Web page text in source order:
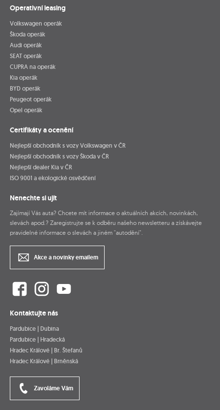
Operativní leasing
Volkswagen operák
Škoda operák
Audi operák
SEAT operák
CUPRA na operák
Kia operák
BYD operák
Peugeot operák
Opel operák
Certifikáty a ocenění
Nejlepší obchodník s vozy Volkswagen v ČR
Nejlepší obchodník s vozy Škoda v ČR
Nejlepší dealer Kia v ČR
ISO 9001 a ekologické osvědčení
Nenechte si ujít
Zajímají Vás auta? Chcete mít informace o aktuálních akcích, novinkách,
slevách apod.? Zaregistrujte se k odběru našeho newsletteru a získávejte
pravidelné informace o slevách a jiném "autodění".
Akce a novinky emailem
Kontaktujte nás
Pardubice | Dubina
Pardubice | Hradecká
Hradec Králové | Br. Štefanů
Hradec Králové | Brněnská
Zavoláme Vám